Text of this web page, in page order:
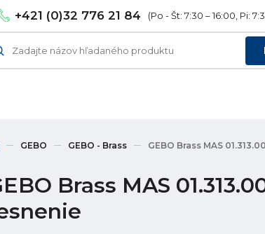
+421 (0)32 776 21 84 (Po - Št: 7:30 – 16:00, Pi:
GEBO GEBO - Brass GEBO Brass MAS
Brass MAS